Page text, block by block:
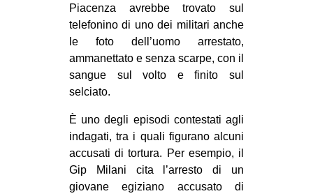
Piacenza avrebbe trovato sul
telefonino di uno dei militari anche
le foto dell’uomo arrestato,
ammanettato e senza scarpe, con il
sangue sul volto e finito sul
selciato.
È uno degli episodi contestati agli
indagati, tra i quali figurano alcuni
accusati di tortura. Per esempio, il
Gip Milani cita l’arresto di un
giovane egiziano accusato di